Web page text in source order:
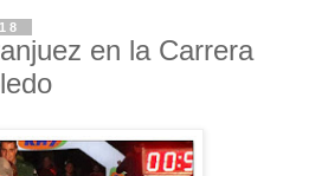
en la Carrera